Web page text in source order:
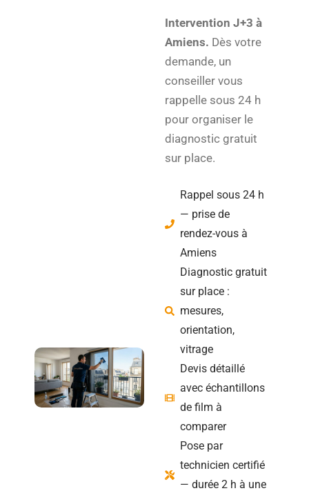
Intervention J+3 à
Amiens. Dès votre
demande, un
conseiller vous
rappelle sous 24 h
pour organiser le
diagnostic gratuit
sur place.
Rappel sous 24 h
— prise de
rendez-vous à
Amiens
Diagnostic gratuit
sur place :
mesures,
orientation,
vitrage
Devis détaillé
avec échantillons
de film à
comparer
Pose par
technicien certifié
— durée 2 h à une